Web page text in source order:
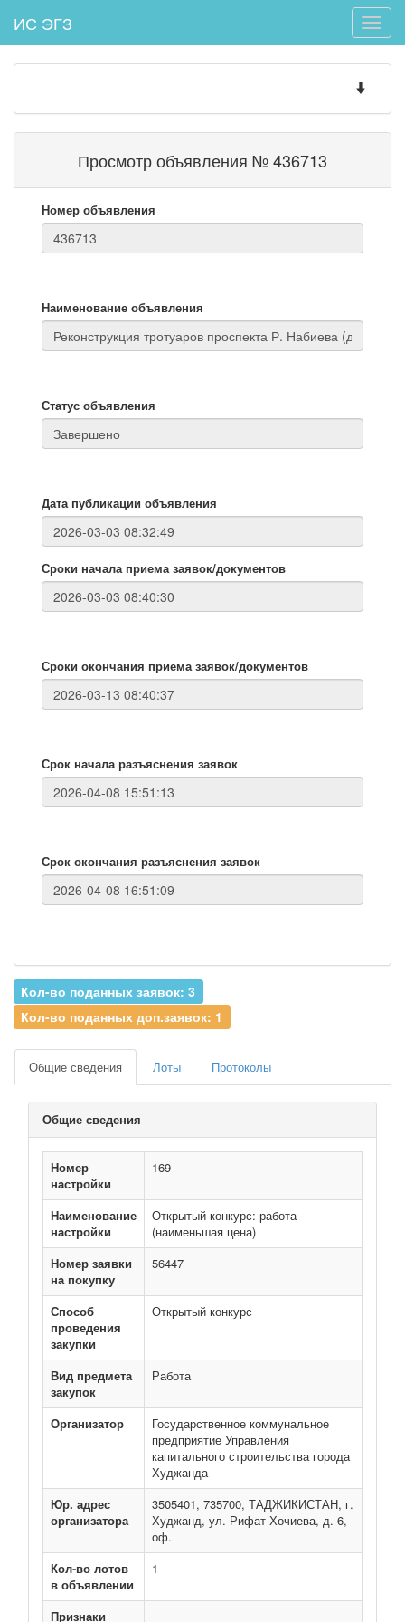
Toggle
ИС ЭГЗ
Toggle
Просмотр объявления № 436713
Номер объявления
Наименование объявления
Статус объявления
Дата публикации объявления
Сроки начала приема заявок/документов
Сроки окончания приема заявок/документов
Срок начала разъяснения заявок
Срок окончания разъяснения заявок
Кол-во поданных заявок: 3
Кол-во поданных доп.заявок: 1
Общие сведения Лоты Протоколы
Общие сведения
Номер
настройки
169
Наименование
настройки
Открытый конкурс: работа
(наименьшая цена)
Номер заявки
на покупку
56447
Способ
проведения
закупки
Открытый конкурс
Вид предмета
закупок
Работа
Организатор
Государственное коммунальное
предприятие Управления
капитального строительства города
Худжанда
Юр. адрес
организатора
3505401, 735700, ТАДЖИКИСТАН, г.
Худжанд, ул. Рифат Хочиева, д. 6,
оф.
Кол-во лотов
в объявлении
1
Признаки